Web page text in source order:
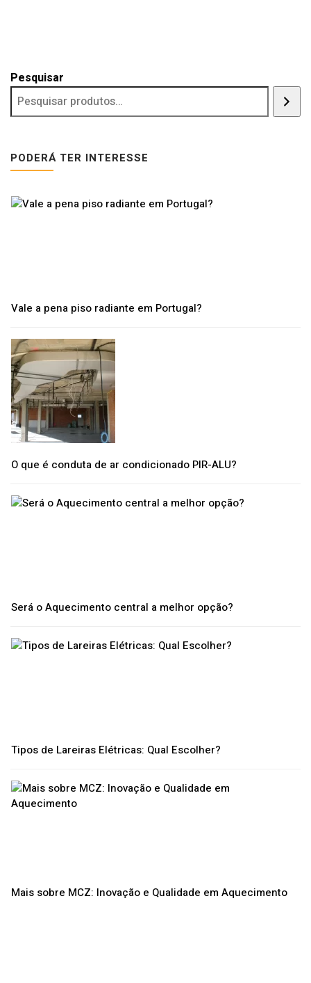
Pesquisar
PODERÁ TER INTERESSE
Vale a pena piso radiante em Portugal?
O que é conduta de ar condicionado PIR-ALU?
Será o Aquecimento central a melhor opção?
Tipos de Lareiras Elétricas: Qual Escolher?
Mais sobre MCZ: Inovação e Qualidade em Aquecimento